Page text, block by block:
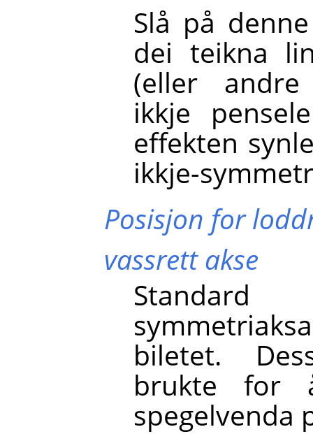
Slå på
dei teikna
(eller andre
ikkje
effekten
ikkje-
Posisjon for
vassrett akse
biletet.
brukte for
spegelvenda